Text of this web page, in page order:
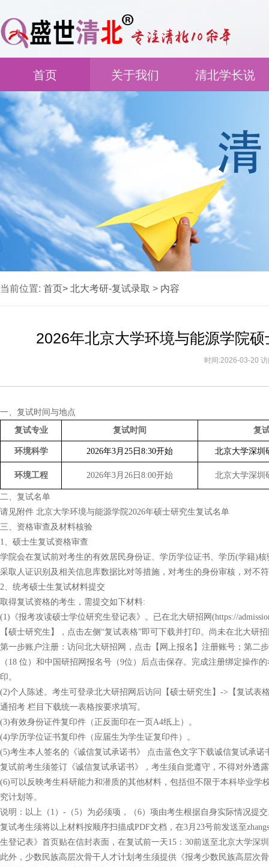
首页 关于我们 清北学长说
当前位置: 首页> 北大考研-复试录取 > 内容
2026年北京大学环境与能源学院
时间:2026-03-20
一、复试时间与地点
复试专业
复试时间 复
环境科学 2026年3月 25 日 8:30开始 北京大学深圳
环境工程 2026年3月 26 日 8:00开始 北京大学深圳
二、复试名单
请见附件 北京大学环境与能源学院2026年硕士研究生复试名单
三、资格审查及材料核验
1、硕士生复试资格审查
学院会在复试前对考生的有效居民身份证、学历学位证书、学历(学籍)
采取人证识别及相关信息库数据比对等措施，对考生的身份审核，对不
2、统考硕士生复试材料提交
取得复试资格的考生，需提交如下材料:
(1)《报考攻读硕士学位研究生登记表》。已在北大研招网(https://
【硕士研究生】，点击左侧“复试表格”即可下载并打印。尚未在北大
第一步账户注册：访问北大研招网，点击【网上报名】注册账号；第二
（18 位）和中国研招网报名号（9位）后点击保存。完成注册绑定操作
印。
(2)个人陈述。考生可登录北大研招网后访问【硕士研究生】->【复试
通招考 栏目下载统一表格按要求填写。
(3)有效身份证件复印件（正反面印在一页A4纸上）。
(4)学历学位证书复印件（应届生为学生证复印件）。
(5)考生本人签名的《诚信复试承诺书》 点击蓝色文字下载诚信复试承诺
复试前考生须签订《诚信复试承诺书》，考生须自觉遵守，不得对外透
(6)可以反映考生科研能力和潜质的其他材料，包括但不限于本科毕业
究计划等。
说明：以上（1）-（5）为必须项，（6）项由考生根据自身实际情况提
复试考生须将以上材料按顺序扫描成PDF文档，在3月23号前发送至
生登记表》首页贴在信封表面，在复试前一天15：30前送至北京大学深
此外，少数民族高层次骨干人才计划考生须提供《报考少数民族高层次